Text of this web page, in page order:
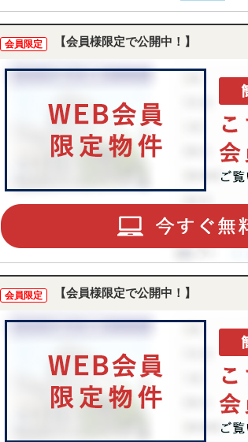
会員限定 【会員様限定で公開中！】
会員限定 【会員様限定で公開中！】